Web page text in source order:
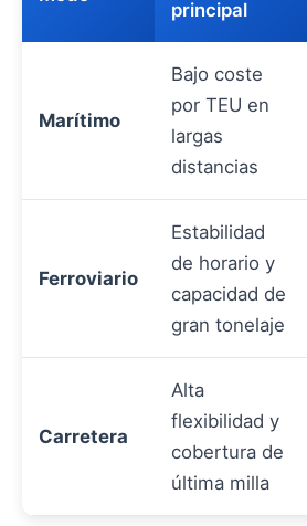
principal
Marítimo
Bajo coste
por TEU en
largas
distancias
Ferroviario
Estabilidad
de horario y
capacidad de
gran tonelaje
Carretera
Alta
flexibilidad y
cobertura de
última milla